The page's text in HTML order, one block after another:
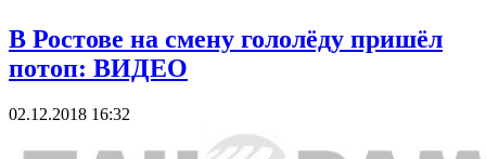
В Ростове на смену гололёду пришёл
потоп: ВИДЕО
02.12.2018 16:32